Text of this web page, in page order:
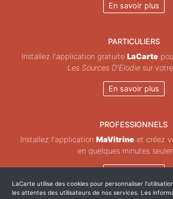
En savoir plus
PARTICULIERS
Installez l'application gratuite LaCarte
Les Sources D'Elodiesur votre
En savoir plus
PROFESSIONNELS
Installez l'application MaVitrineet créez
en quelques minutes
Copyright © ZeMAP 2026 - Tous
LaCarte utilise des cookies pour personnaliser
les attentes des utilisateurs de nos services. Les